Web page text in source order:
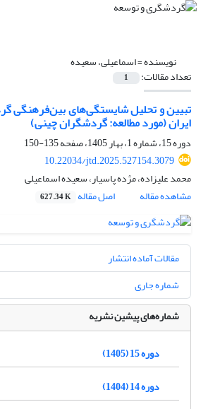
نویسنده =اسماعیلی، سعیده
تعداد مقالات: 1
تبیین و تحلیل شایستگیهای بینفرهنگی
ایران(مورد مطالعه: گردشگران چینی)
دوره 15، شماره 1، بهار 1405، صفحه
135-150
10.22034/jtd.2025.527154.3079
محمد علیزاده، مژده پاسیار، سعیده اسماعیلی
مشاهده مقاله
اصل مقاله 627.34 K
مقالات آماده انتشار
شماره جاری
شماره‌های پیشین نشریه
دوره 15 (1405)
دوره 14 (1404)